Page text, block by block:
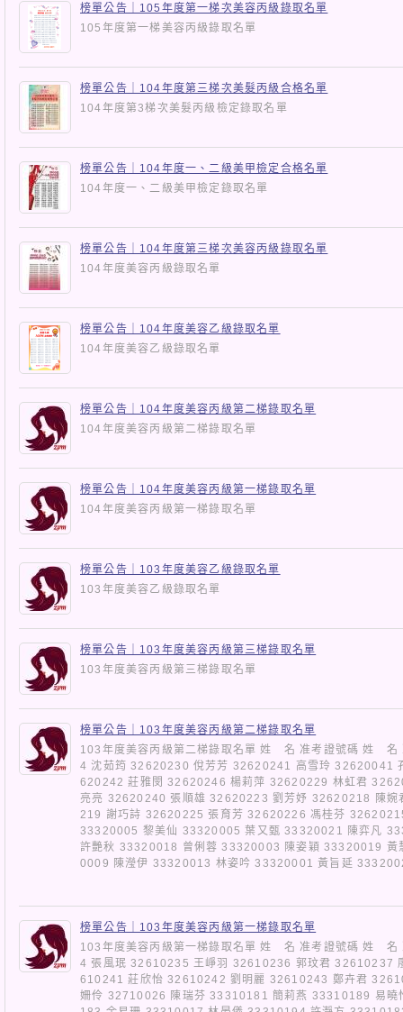
榜單公告｜105年度第一梯次美容丙級錄取名單
105年度第一梯美容丙級錄取名單
榜單公告｜104年度第三梯次美髮丙級合格名單
104年度第3梯次美髮丙級檢定錄取名單
榜單公告｜104年度一、二級美甲檢定合格名單
104年度一、二級美甲檢定錄取名單
榜單公告｜104年度第三梯次美容丙級錄取名單
104年度美容丙級錄取名單
榜單公告｜104年度美容乙級錄取名單
104年度美容乙級錄取名單
榜單公告｜104年度美容丙級第二梯錄取名單
104年度美容丙級第二梯錄取名單
榜單公告｜104年度美容丙級第一梯錄取名單
104年度美容丙級第一梯錄取名單
榜單公告｜103年度美容乙級錄取名單
103年度美容乙級錄取名單
榜單公告｜103年度美容丙級第三梯錄取名單
103年度美容丙級第三梯錄取名單
榜單公告｜103年度美容丙級第二梯錄取名單
103年度美容丙級第二梯錄取名單 姓 名 准考證號碼 姓
4 沈茹筠 32620230 侻芳芳 32620241 高雪玲 32620041
620242 莊雅閔 32620246 楊莉萍 32620229 林虹君
亮亮 32620240 張順雄 32620223 劉芳妤 32620218 陳
219 謝巧詩 32620225 張育芳 32620226 馮桂芬
33320005 黎美仙 33320005 葉又甄 33320021 陳弈凡
許艷秋 33320018 曾俐蓉 33320003 陳姿穎 33320019
0009 陳瀅伊 33320013 林姿吟 33320001 黃旨延
榜單公告｜103年度美容丙級第一梯錄取名單
103年度美容丙級第一梯錄取名單 姓 名 准考證號碼 姓
4 張風珉 32610235 王崢羽 32610236 郭玟君 32610237
610241 莊欣怡 32610242 劉明麗 32610243 鄭卉君
姍伶 32710026 陳瑞芬 33310181 簡莉燕 33310189 易